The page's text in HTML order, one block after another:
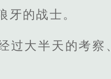
的战士。
过大半天的考察